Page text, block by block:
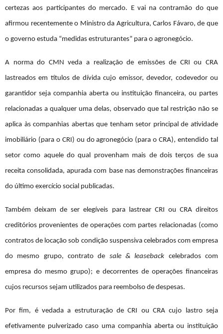
certezas aos participantes do mercado. E vai na contramão do que
afirmou recentemente o Ministro da Agricultura, Carlos Fávaro, de que
o governo estuda “medidas estruturantes” para o agronegócio.
A norma do CMN veda a realização de emissões de CRI ou CRA
lastreados em títulos de dívida cujo emissor, devedor, codevedor ou
garantidor seja companhia aberta ou instituição financeira, ou partes
relacionadas a qualquer uma delas, observado que tal restrição não se
aplica às companhias abertas que tenham setor principal de atividade
imobiliário (para o CRI) ou do agronegócio (para o CRA), entendido tal
setor como aquele do qual provenham mais de dois terços de sua
receita consolidada, apurada com base nas demonstrações financeiras
do último exercício social publicadas.
Também deixam de ser elegíveis para lastrear CRI ou CRA direitos
creditórios provenientes de operações com partes relacionadas (como
contratos de locação sob condição suspensiva celebrados com empresa
do mesmo grupo, contrato de sale & leaseback celebrados com
empresa do mesmo grupo); e decorrentes de operações financeiras
cujos recursos sejam utilizados para reembolso de despesas.
Por fim, é vedada a estruturação de CRI ou CRA cujo lastro seja
efetivamente pulverizado caso uma companhia aberta ou instituição